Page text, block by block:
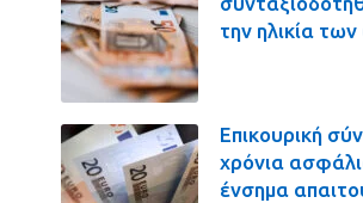
την ηλικία
Επικουρική
χρόνια
ένσημα